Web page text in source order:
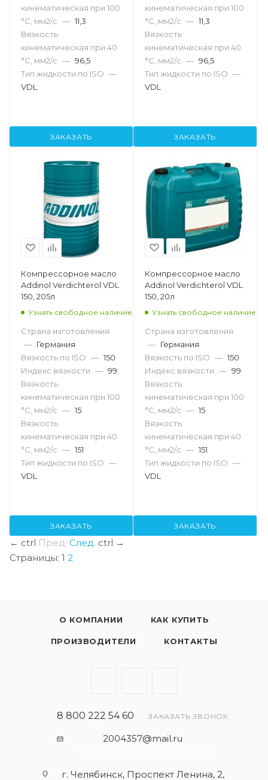
кинематическая при 100
°С, мм2/с — 11,3
Вязкость
кинематическая при 40
°С, мм2/с — 96,5
Тип жидкости по ISO —
VDL
ЗАКАЗАТЬ
кинематическая при 100
°С, мм2/с — 11,3
Вязкость
кинематическая при 40
°С, мм2/с — 96,5
Тип жидкости по ISO —
VDL
ЗАКАЗАТЬ
Компрессорное масло
Addinol Verdichteröl VDL
150, 205л
Узнать свободное наличие
Страна изготовления
— Германия
Вязкость по ISO — 150
Индекс вязкости — 99
Вязкость
кинематическая при 100
°С, мм2/с — 15
Вязкость
кинематическая при 40
°С, мм2/с — 151
Тип жидкости по ISO —
VDL
ЗАКАЗАТЬ
Компрессорное масло
Addinol Verdichteröl VDL
150, 20л
Узнать свободное наличие
Страна изготовления
— Германия
Вязкость по ISO — 150
Индекс вязкости — 99
Вязкость
кинематическая при 100
°С, мм2/с — 15
Вязкость
кинематическая при 40
°С, мм2/с — 151
Тип жидкости по ISO —
VDL
ЗАКАЗАТЬ
← ctrl Пред. След. ctrl →
Страницы: 1 2
О КОМПАНИИ КАК КУПИТЬ
ПРОИЗВОДИТЕЛИ КОНТАКТЫ
8 800 222 54 60 ЗАКАЗАТЬ ЗВОНОК
2004357@mail.ru
г. Челябинск, Проспект Ленина, 2,